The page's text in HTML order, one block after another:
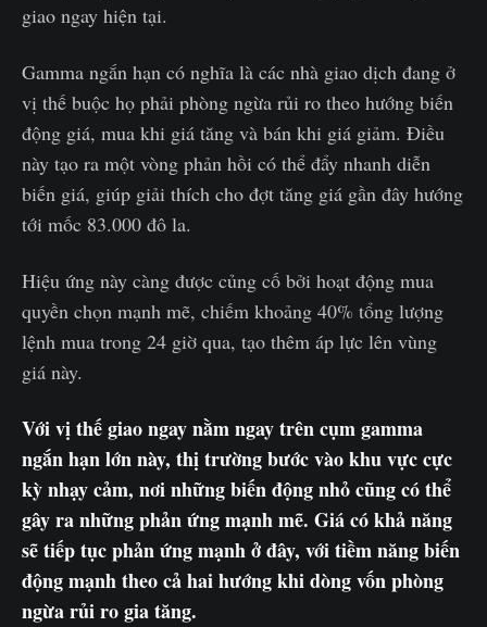
giao ngay hiện tại.
Gamma ngắn hạn có nghĩa là các nhà giao dịch đang ở
vị thế buộc họ phải phòng ngừa rủi ro theo hướng biến
động giá, mua khi giá tăng và bán khi giá giảm. Điều
này tạo ra một vòng phản hồi có thể đẩy nhanh diễn
biến giá, giúp giải thích cho đợt tăng giá gần đây hướng
tới mốc 83.000 đô la.
Hiệu ứng này càng được củng cố bởi hoạt động mua
quyền chọn mạnh mẽ, chiếm khoảng 40% tổng lượng
lệnh mua trong 24 giờ qua, tạo thêm áp lực lên vùng
giá này.
Với vị thế giao ngay nằm ngay trên cụm gamma
ngắn hạn lớn này, thị trường bước vào khu vực cực
kỳ nhạy cảm, nơi những biến động nhỏ cũng có thể
gây ra những phản ứng mạnh mẽ. Giá có khả năng
sẽ tiếp tục phản ứng mạnh ở đây, với tiềm năng biến
động mạnh theo cả hai hướng khi dòng vốn phòng
ngừa rủi ro gia tăng.